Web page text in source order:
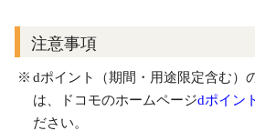
注意事項
dポイント（期間・用途限定含む）
は、ドコモのホームページdポイン
ださい。